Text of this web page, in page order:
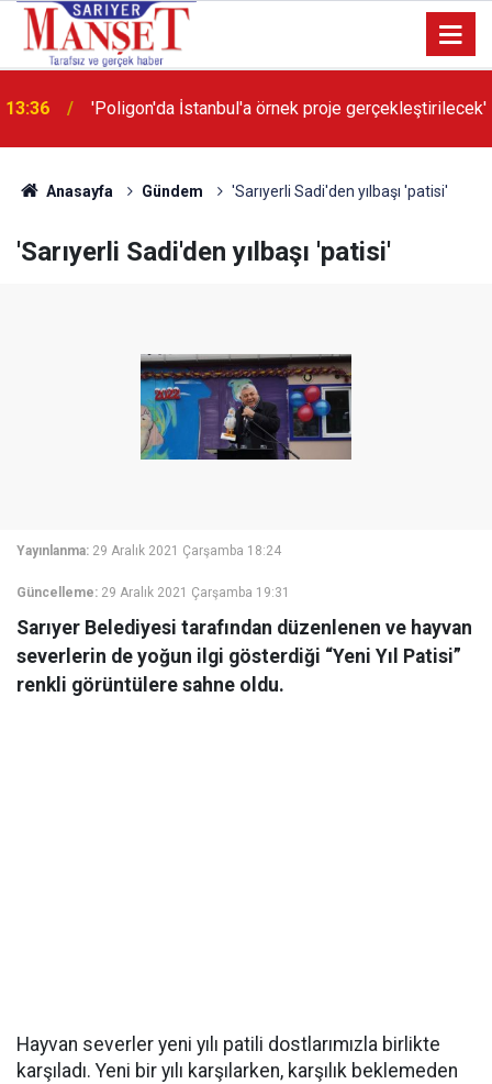
13:36 'Poligon'da İstanbul'a örnek proje gerçekleştirilecek'
Anasayfa Gündem 'Sarıyerli Sadi'den yılbaşı 'patisi'
'Sarıyerli Sadi'den yılbaşı 'patisi'
Yayınlanma: 29 Aralık 2021 Çarşamba 18:24
Güncelleme: 29 Aralık 2021 Çarşamba 19:31
Sarıyer Belediyesi tarafından düzenlenen ve hayvan
severlerin de yoğun ilgi gösterdiği “Yeni Yıl Patisi”
renkli görüntülere sahne oldu.
Hayvan severler yeni yılı patili dostlarımızla birlikte
karşıladı. Yeni bir yılı karşılarken, karşılık beklemeden